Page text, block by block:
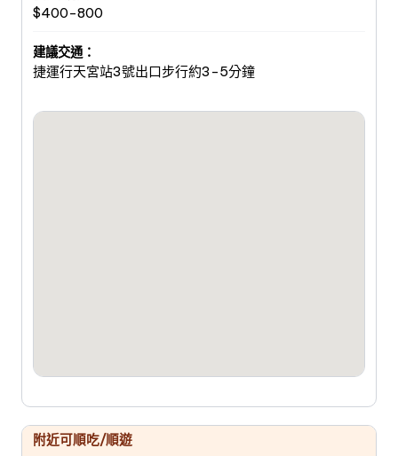
$400-800
建議交通：
捷運行天宮站3號出口步行約3-5分鐘
附近可順吃/順遊